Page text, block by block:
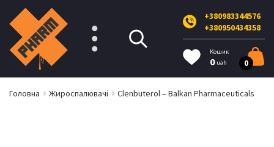
+380983344576
+380950434358
Кошик
0 uah 0
Головна Жироспалювачі Clenbuterol – Balkan Pharmaceuticals